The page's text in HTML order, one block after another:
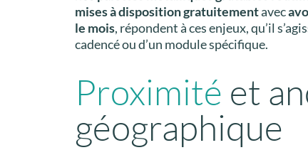
mises à disposition gratuitementavec
le mois, répondent à ces enjeux, qu’il
cadencé ou d’un module spécifique.
Proximité et
géographique